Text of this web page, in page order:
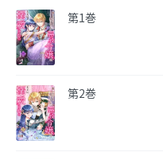
第1巻
第2巻